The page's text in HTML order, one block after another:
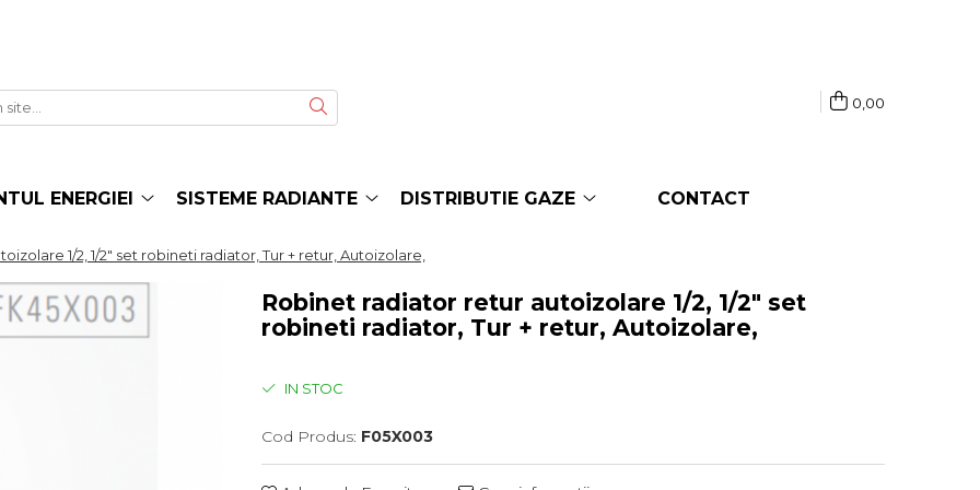
0,00
ENERGIEI SISTEME RADIANTE DISTRIBUTIE GAZE CONTACT
1/2, 1/2" set robineti radiator, Tur + retur, Autoizolare,
Robinet radiator retur autoizolare 1/2, 1/2" set
robineti radiator, Tur + retur, Autoizolare,
IN STOC
Cod Produs: F05X003